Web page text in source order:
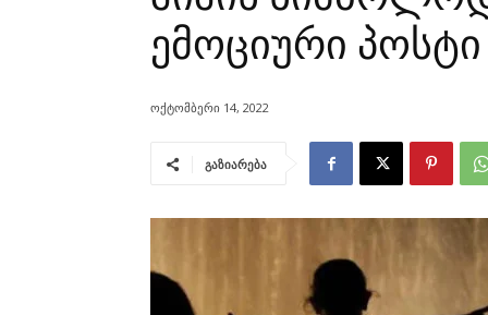
ემოციური პოსტი
ოქტომბერი 14, 2022
გაზიარება